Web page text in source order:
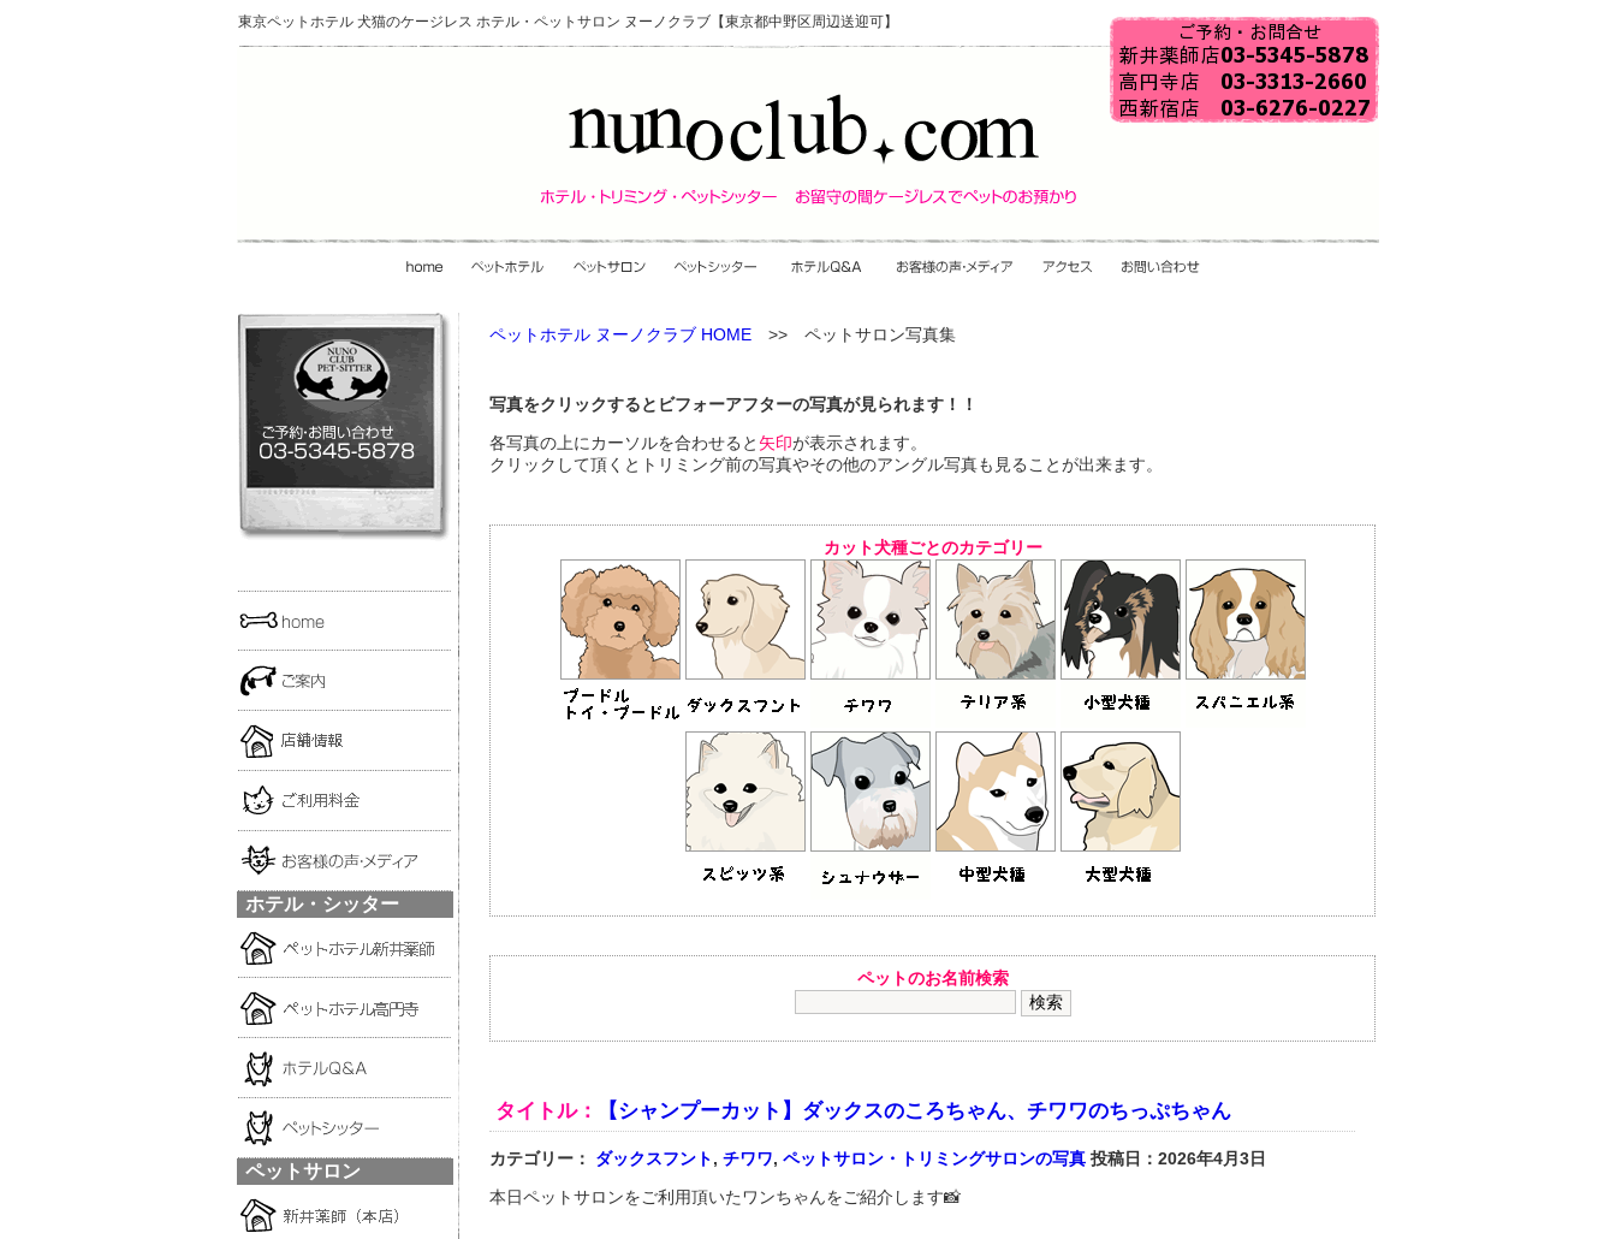
東京ペットホテル 犬猫のケージレス ホテル・ペットサロン ヌーノクラブ【東京都中野区周辺送迎可】
ホテル・シッター
ペットサロン
ペットホテル ヌーノクラブ HOME >> ペットサロン写真集
写真をクリックするとビフォーアフターの写真が見られます！！
各写真の上にカーソルを合わせると 矢印が表示されます。
クリックして頂くとトリミング前の写真やその他のアングル写真も見ることが出来ます。
カット犬種ごとのカテゴリー
ペットのお名前検索
タイトル： 【シャンプーカット】ダックスのころちゃん、チワワのちっぷちゃん
カテゴリー： ダックスフント, チワワ, ペットサロン・トリミングサロンの写真 投稿日：2026年4月3日
本日ペットサロンをご利用頂いたワンちゃんをご紹介します📸